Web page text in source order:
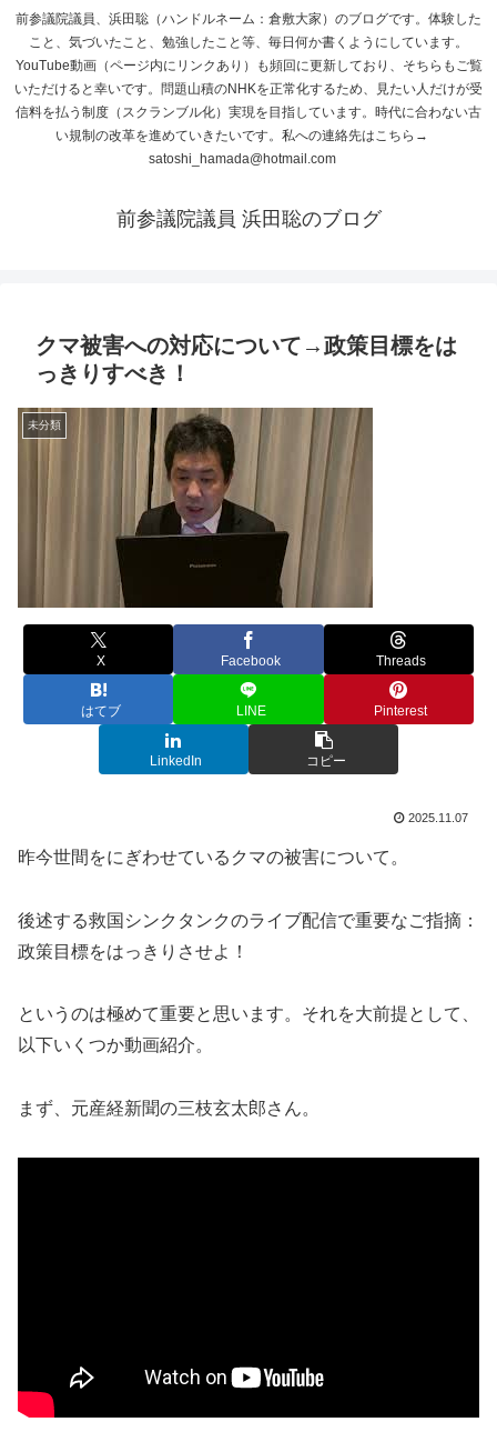
前参議院議員、浜田聡（ハンドルネーム：倉敷大家）のブログです。体験した
こと、気づいたこと、勉強したこと等、毎日何か書くようにしています。
YouTube動画（ページ内にリンクあり）も頻回に更新しており、そちらもご覧
いただけると幸いです。問題山積のNHKを正常化するため、見たい人だけが受
信料を払う制度（スクランブル化）実現を目指しています。時代に合わない古
い規制の改革を進めていきたいです。私への連絡先はこちら→
satoshi_hamada@hotmail.com
前参議院議員 浜田聡のブログ
クマ被害への対応について→政策目標をは
っきりすべき！
未分類
X Facebook Threads
はてブ LINE Pinterest
LinkedIn コピー
2025.11.07
昨今世間をにぎわせているクマの被害について。
後述する救国シンクタンクのライブ配信で重要なご指摘：
政策目標をはっきりさせよ！
というのは極めて重要と思います。それを大前提として、
以下いくつか動画紹介。
まず、元産経新聞の三枝玄太郎さん。